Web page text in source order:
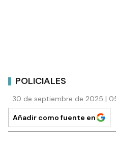
POLICIALES
30 de septiembre de 2025 |
Añadir como fuente en